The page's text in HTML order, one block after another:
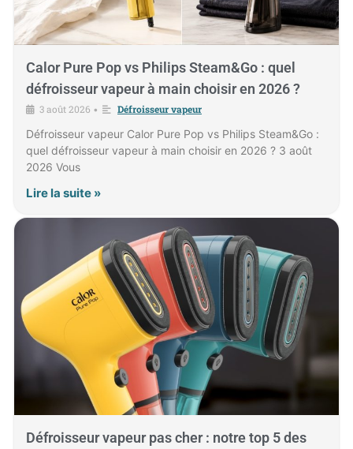
Calor Pure Pop vs Philips Steam&Go : quel
défroisseur vapeur à main choisir en 2026 ?
3 août 2026 • Défroisseur vapeur
Défroisseur vapeur Calor Pure Pop vs Philips Steam&Go :
quel défroisseur vapeur à main choisir en 2026 ? 3 août
2026 Vous
Lire la suite »
Défroisseur vapeur pas cher : notre top 5 des